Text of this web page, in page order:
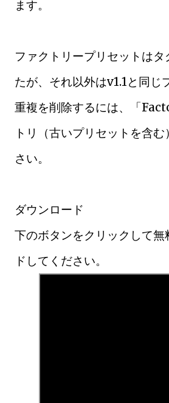
ます。
ファクトリープリセットはタ
たが、それ以外はv1.1と同じ
重複を削除するには、「
トリ（古いプリセットを含
さい。
ダウンロード
下のボタンをクリックして無
ドしてください。